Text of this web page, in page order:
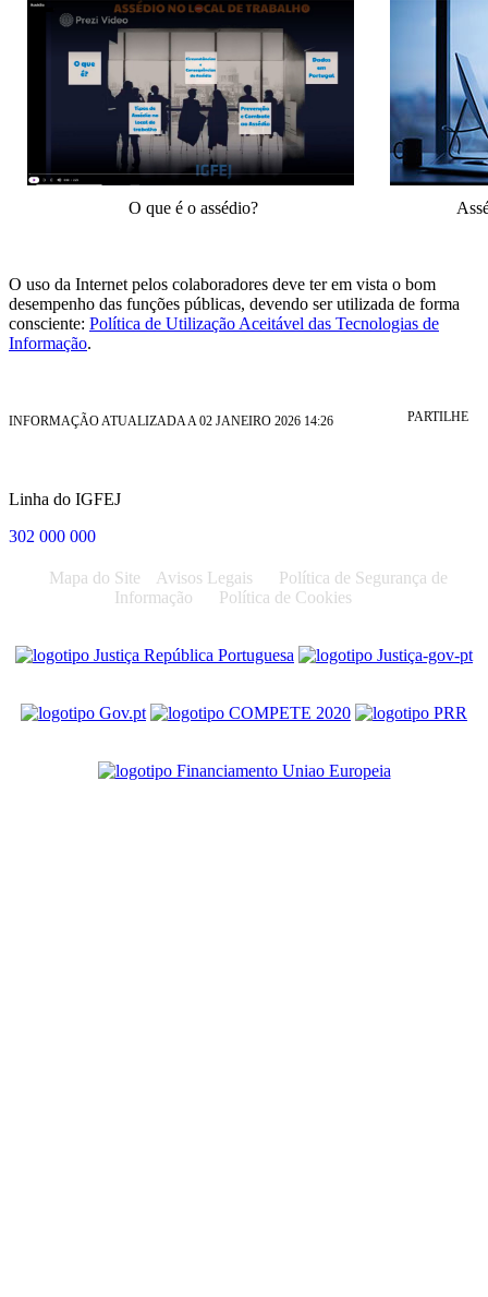
O que é o assédio?
O uso da Internet pelos colaboradores deve ter em vista o bom
desempenho das funções públicas, devendo ser utilizada de forma
consciente: Política de Utilização Aceitável das Tecnologias de
Informação.
INFORMAÇÃO ATUALIZADA A 02 JANEIRO 2026 14:26 PARTILHE
Linha do IGFEJ
302 000 000
Mapa do Site Avisos Legais
Política de Segurança de
Informação
Política de Cookies